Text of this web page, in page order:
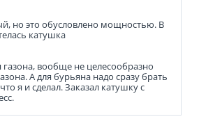
но это обусловлено мощностью. В
катушка
вообще не целесообразно
А для бурьяна надо сразу брать
я и сделал. Заказал катушку с